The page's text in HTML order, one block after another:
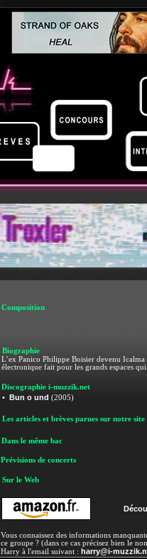
Composition
Biographie
L’ex Panico Philippe Boisier devenu
électronique fait pour les grands espaces
Discographie i-muzzik.net
• Bun o und (2005)
Les articles et brèves parues sur notre site
Dans le même bac
Prévisions de concerts
Sur le Web
Vous connaissez des informations
ce groupe ? (dans ce cas précisez bien le
Harry à l'email suivant : harry@i-